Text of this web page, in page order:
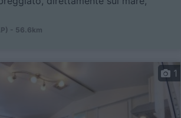
- 56.6km
1